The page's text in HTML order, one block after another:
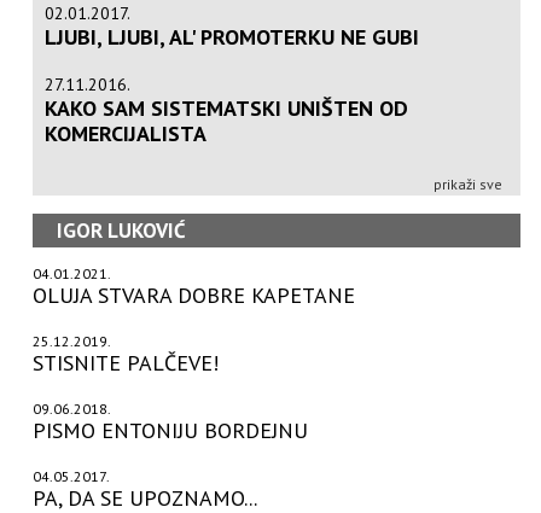
02.01.2017.
LJUBI, LJUBI, AL' PROMOTERKU NE GUBI
27.11.2016.
KAKO SAM SISTEMATSKI UNIŠTEN OD
KOMERCIJALISTA
prikaži sve
IGOR LUKOVIĆ
04.01.2021.
OLUJA STVARA DOBRE KAPETANE
25.12.2019.
STISNITE PALČEVE!
09.06.2018.
PISMO ENTONIJU BORDEJNU
04.05.2017.
PA, DA SE UPOZNAMO...